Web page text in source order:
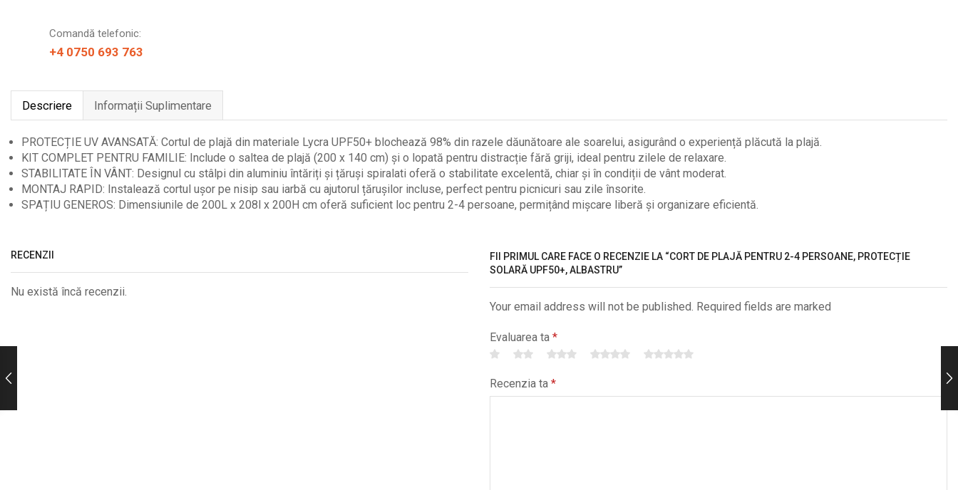
Comandă telefonic:
+4 0750 693 763
Descriere Informații Suplimentare
PROTECȚIE UV AVANSATĂ: Cortul de plajă din materiale Lycra UPF50+ blochează 98% din razele dăunătoare ale soarelui, asigurând o experiență plăcută la plajă.
KIT COMPLET PENTRU FAMILIE: Include o saltea de plajă (200 x 140 cm) și o lopată pentru distracție fără griji, ideal pentru zilele de relaxare.
STABILITATE ÎN VÂNT: Designul cu stâlpi din aluminiu întăriți și țăruși spiralati oferă o stabilitate excelentă, chiar și în condiții de vânt moderat.
MONTAJ RAPID: Instalează cortul ușor pe nisip sau iarbă cu ajutorul țărușilor incluse, perfect pentru picnicuri sau zile însorite.
SPAȚIU GENEROS: Dimensiunile de 200L x 208l x 200H cm oferă suficient loc pentru 2-4 persoane, permițând mișcare liberă și organizare eficientă.
RECENZII
Nu există încă recenzii.
FII PRIMUL CARE FACE O RECENZIE LA “CORT DE PLAJĂ PENTRU 2-4 PERSOANE, PROTECȚIE
SOLARĂ UPF50+, ALBASTRU”
Your email address will not be published. Required fields are marked
Evaluarea ta *
Recenzia ta *